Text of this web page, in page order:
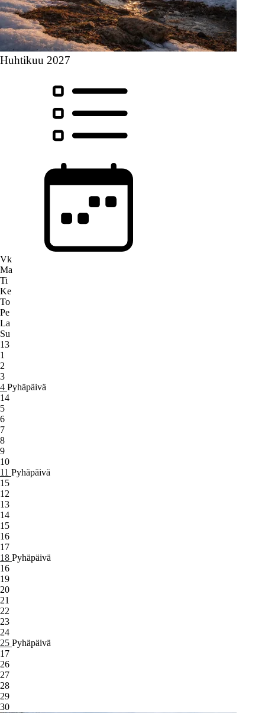
Huhtikuu 2027
Vk
Ma
Ti
Ke
To
Pe
La
Su
13
1
2
3
4 Pyhäpäivä
14
5
6
7
8
9
10
11 Pyhäpäivä
15
12
13
14
15
16
17
18 Pyhäpäivä
16
19
20
21
22
23
24
25 Pyhäpäivä
17
26
27
28
29
30